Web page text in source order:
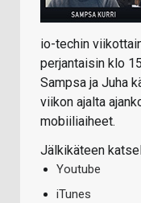
io-techin
perjantaisin klo
Sampsa ja Juha
viikon ajalta
mobiiliaiheet.
Jälkikäteen
Youtube
iTunes